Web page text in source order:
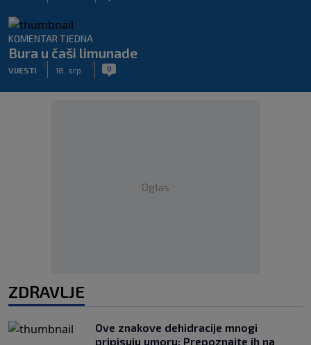
KOMENTAR TJEDNA
Bura u čaši limunade
VIJESTI
|
18. srp.
| 0
Oglas
ZDRAVLJE
Ove znakove dehidracije mnogi
pripisuju umoru: Prepoznajte ih na